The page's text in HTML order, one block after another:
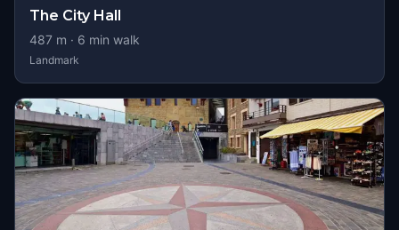
The City Hall
487 m · 6 min walk
Landmark